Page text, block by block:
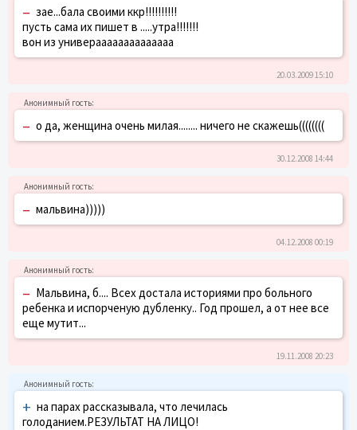
– зае...бала своими ккр!!!!!!!!!!
пусть сама их пишет в .....утра!!!!!!!
вон из универаааааааааааааа
20.03.2009 15:10
– о да, женщина очень милая........ ничего не скажешь((((((((
30.12.2008 14:44
– мальвина)))))
04.12.2008 00:19
– Мальвина, б.... Всех достала историями про больного
ребенка и испорченую дубленку.. Год прошел, а от нее все
еще мутит...
19.11.2008 20:23
+ на парах рассказывала, что лечилась
голоданием.РЕЗУЛЬТАТ НА ЛИЦО!